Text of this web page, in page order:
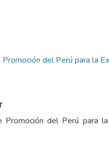
Promoción del Perú para la
Promoción del Perú para